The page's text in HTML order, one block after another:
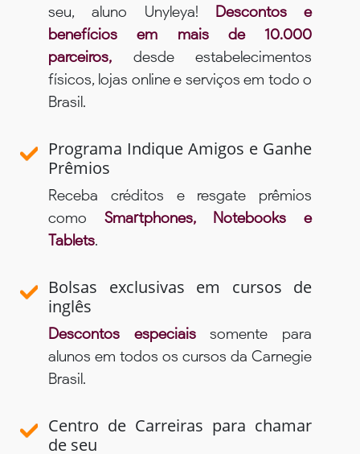
seu, aluno Unyleya! Descontos e
benefícios em mais de 10.000
parceiros, desde estabelecimentos
físicos, lojas online e serviços em todo o
Brasil.
Programa Indique Amigos e Ganhe
Prêmios
Receba créditos e resgate prêmios
como Smartphones, Notebooks e
Tablets.
Bolsas exclusivas em cursos de
inglês
Descontos especiaissomente para
alunos em todos os cursos da Carnegie
Brasil.
Centro de Carreiras para chamar
de seu